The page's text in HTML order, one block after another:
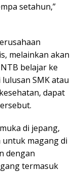
setahun,”
melainkan akan
belajar ke
SMK atau
dapat
di jepang,
magang di
dengan
termasuk